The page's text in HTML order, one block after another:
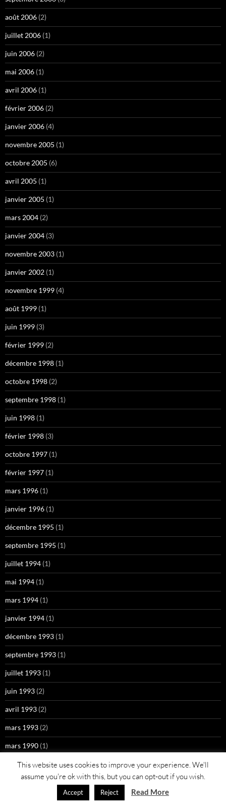
août 2006 (2)
juillet 2006 (1)
juin 2006 (2)
mai 2006 (1)
avril 2006 (1)
février 2006 (2)
janvier 2006 (4)
novembre 2005 (1)
octobre 2005 (6)
avril 2005 (1)
janvier 2005 (1)
mars 2004 (2)
janvier 2004 (3)
novembre 2003 (1)
janvier 2002 (1)
novembre 1999 (4)
août 1999 (1)
juin 1999 (3)
février 1999 (2)
décembre 1998 (1)
octobre 1998 (2)
septembre 1998 (1)
juin 1998 (1)
février 1998 (3)
octobre 1997 (1)
février 1997 (1)
mars 1996 (1)
janvier 1996 (1)
décembre 1995 (1)
septembre 1995 (1)
juillet 1994 (1)
mai 1994 (1)
mars 1994 (1)
janvier 1994 (1)
décembre 1993 (1)
septembre 1993 (1)
juillet 1993 (1)
juin 1993 (2)
avril 1993 (2)
mars 1993 (2)
mars 1990 (1)
juillet 1989(1)
septembre 1985
This website uses cookies to improve your experience. We'll
assume you're ok with this, but you can opt-out if you wish.
Accept Reject Read More